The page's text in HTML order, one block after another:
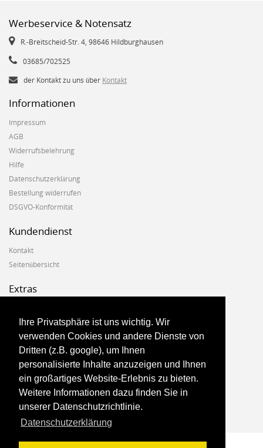
Ihre Privatsphäre ist uns wichtig. Wir
verwenden Cookies und andere Dienste von
Dritten (z.B. google), um Ihnen
personalisierte Inhalte anzuzeigen und Ihnen
ein großartiges Website-Erlebnis zu bieten.
Weitere Informationen dazu finden Sie in
unserer Datenschutzrichtlinie.
Datenschutzerklärung
Werbeservice & Notensatz
R.-Breitscheid-Str. 4, 98646 Hildburghausen
03685/702525
der Kontakt zu uns über Kontakt
Informationen
Impressum
AGB
Widerrufsbelehrung
Hilfe
Datenschutzerklärung
Bestellung widerrufen
DSGVO-Konformität
Kundendienst
Kontakt
Seitenübersicht
Extras
Geschenkgutscheine
Angebote
Konto
Konto
Auftragsverlauf
Newsletter